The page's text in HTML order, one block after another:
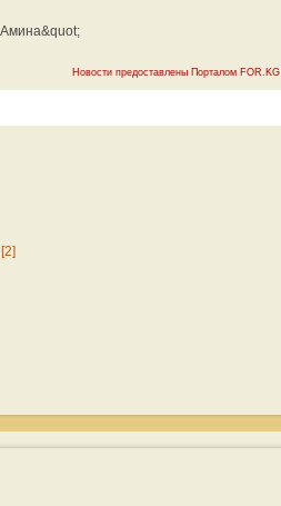
Новости предоставлены Порталом FOR.KG
[2]